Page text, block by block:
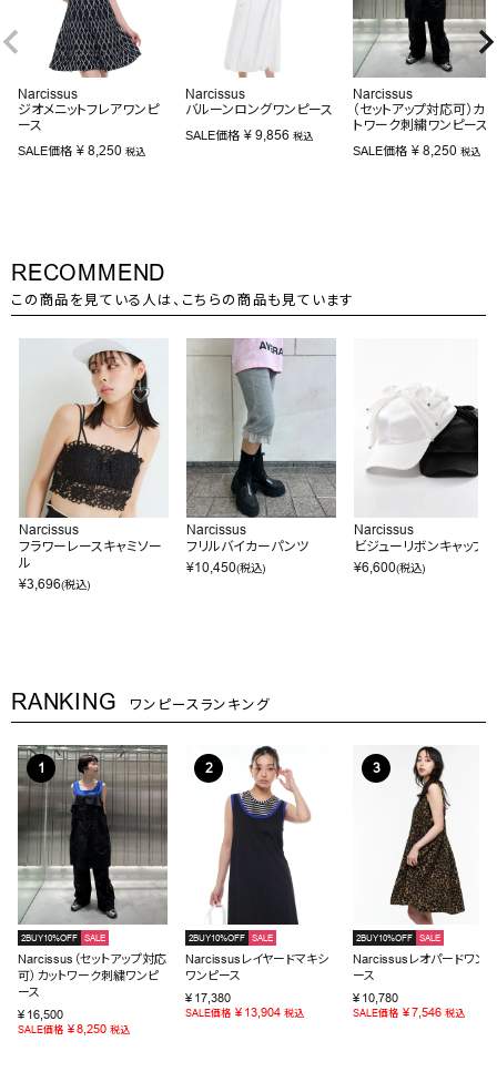
Narcissus
ジオメニットフレアワンピ
ース
SALE価格 ¥ 8,250 税込
Narcissus
バルーンロングワンピース
SALE価格 ¥ 9,856 税込
Narcissus
（セットアップ対応可）カッ
トワーク刺繍ワンピース
SALE価格 ¥ 8,250 税込
RECOMMEND
この商品を見ている人は、こちらの商品も見ています
Narcissus
フラワーレースキャミソー
ル
¥3,696(税込)
Narcissus
フリルバイカーパンツ
¥10,450(税込)
Narcissus
ビジューリボンキャップ
¥6,600(税込)
RANKING ワンピースランキング
2BUY10%OFF SALE
Narcissus（セットアップ対応
可）カットワーク刺繍ワンピ
ース
¥ 16,500
SALE価格 ¥8,250 税込
2BUY10%OFF SALE
Narcissusレイヤードマキシ
ワンピース
¥ 17,380
SALE価格 ¥ 13,904 税込
2BUY10%OFF SALE
Narcissusレオパードワンピ
ース
¥ 10,780
SALE価格 ¥7,546 税込